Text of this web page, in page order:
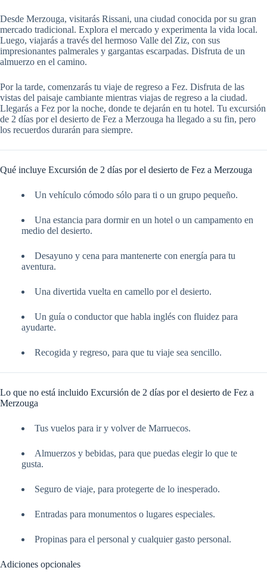
Desde Merzouga, visitarás Rissani, una ciudad conocida por su gran
mercado tradicional. Explora el mercado y experimenta la vida local.
Luego, viajarás a través del hermoso Valle del Ziz, con sus
impresionantes palmerales y gargantas escarpadas. Disfruta de un
almuerzo en el camino.
Por la tarde, comenzarás tu viaje de regreso a Fez. Disfruta de las
vistas del paisaje cambiante mientras viajas de regreso a la ciudad.
Llegarás a Fez por la noche, donde te dejarán en tu hotel. Tu excursión
de 2 días por el desierto de Fez a Merzouga ha llegado a su fin, pero
los recuerdos durarán para siempre.
Qué incluye Excursión de 2 días por el desierto de Fez a Merzouga
Un vehículo cómodo sólo para ti o un grupo pequeño.
Una estancia para dormir en un hotel o un campamento en
medio del desierto.
Desayuno y cena para mantenerte con energía para tu
aventura.
Una divertida vuelta en camello por el desierto.
Un guía o conductor que habla inglés con fluidez para
ayudarte.
Recogida y regreso, para que tu viaje sea sencillo.
Lo que no está incluido Excursión de 2 días por el desierto de Fez a
Merzouga
Tus vuelos para ir y volver de Marruecos.
Almuerzos y bebidas, para que puedas elegir lo que te
gusta.
Seguro de viaje, para protegerte de lo inesperado.
Entradas para monumentos o lugares especiales.
Propinas para el personal y cualquier gasto personal.
Adiciones opcionales